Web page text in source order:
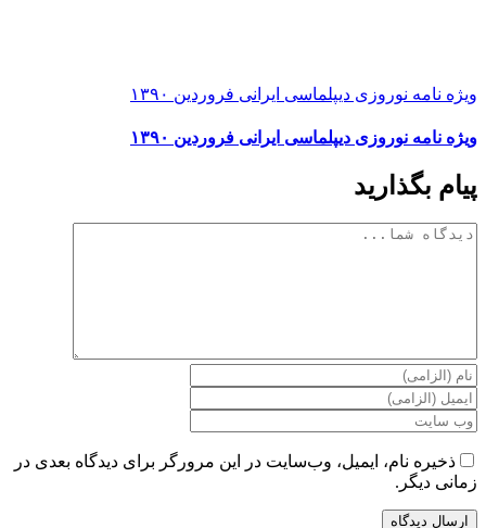
ویژه نامه نوروزی دیپلماسی ایرانی فروردین ۱۳۹۰
ویژه نامه نوروزی دیپلماسی ایرانی فروردین ۱۳۹۰
پیام بگذارید
دیدگاه
ذخیره نام، ایمیل، وب‌سایت در این مرورگر برای دیدگاه بعدی در
زمانی دیگر.